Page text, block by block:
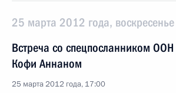
25 марта 2012 года, воскресенье
Встреча со спецпосланником
Кофи Аннаном
25 марта 2012 года, 17:00